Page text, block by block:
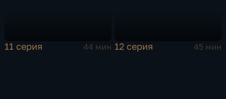
11 серия 44 мин 12 серия 45 мин